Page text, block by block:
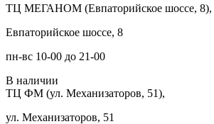
ТЦ МЕГАНОМ (Евпаторийское шоссе, 8),
Евпаторийское шоссе, 8
пн-вс 10-00 до 21-00
В наличии
ТЦ ФМ (ул. Механизаторов, 51),
ул. Механизаторов, 51